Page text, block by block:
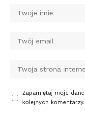
Zapamiętaj moje
kolejnych komentarzy.